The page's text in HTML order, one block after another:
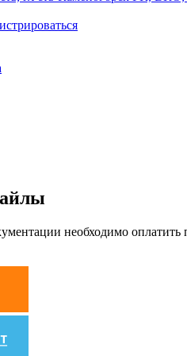
необходимо оплатить